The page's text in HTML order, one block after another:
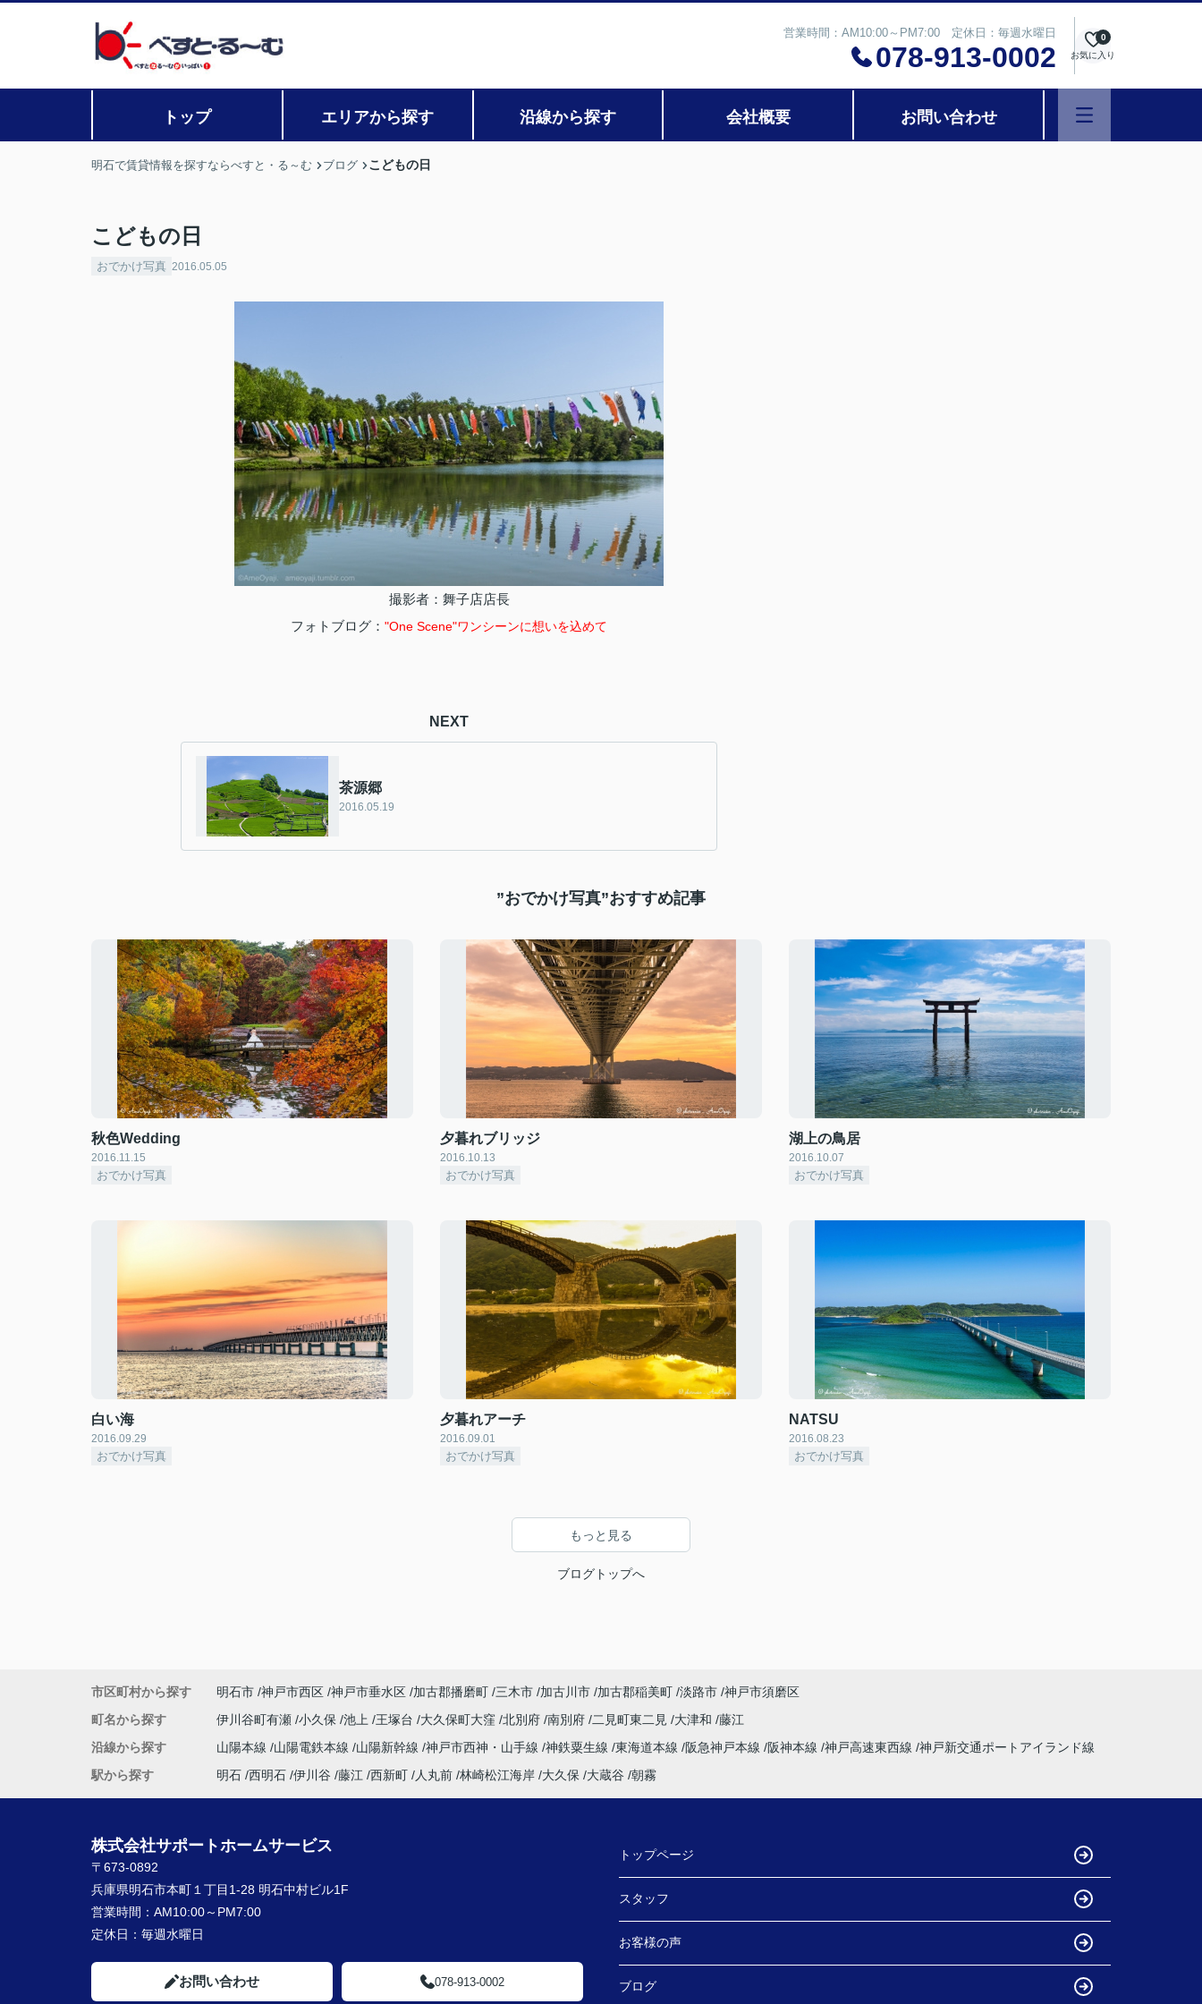
営業時間：AM10:00～PM7:00 定休日：毎週水曜日
078-913-0002 お気に入り
0
トップ エリアから探す 沿線から探す 会社概要 お問い合わせ
明石で賃貸情報を探すならべすと・る～む ブログ こどもの日
こどもの日
おでかけ写真 2016.05.05
撮影者：舞子店店長
フォトブログ： "One Scene"ワンシーンに想いを込めて
NEXT
茶源郷
2016.05.19
”おでかけ写真”おすすめ記事
秋色Wedding
2016.11.15
おでかけ写真
夕暮れブリッジ
2016.10.13
おでかけ写真
湖上の鳥居
2016.10.07
おでかけ写真
白い海
2016.09.29
おでかけ写真
夕暮れアーチ
2016.09.01
おでかけ写真
NATSU
2016.08.23
おでかけ写真
もっと見る
ブログトップへ
市区町村から探す 明石市 神戸市西区 神戸市垂水区 加古郡播磨町 三木市 加古川市 加古郡稲美町 淡路市 神戸市須磨区
町名から探す
伊川谷町有瀬 小久保 池上 王塚台 大久保町大窪 北別府 南別府 二見町東二見 大津和 藤江
沿線から探す
山陽本線 山陽電鉄本線 山陽新幹線 神戸市西神・山手線 神鉄粟生線 東海道本線 阪急神戸本線 阪神本線 神戸高速東西線 神戸新交通ポートアイランド線
駅から探す
明石 西明石 伊川谷 藤江 西新町 人丸前 林崎松江海岸 大久保 大蔵谷 朝霧
株式会社サポートホームサービス
〒673-0892
兵庫県明石市本町１丁目1-28 明石中村ビル1F
営業時間： AM10:00～PM7:00
定休日： 毎週水曜日
お問い合わせ 078-913-0002
トップページ
スタッフ
お客様の声
ブログ